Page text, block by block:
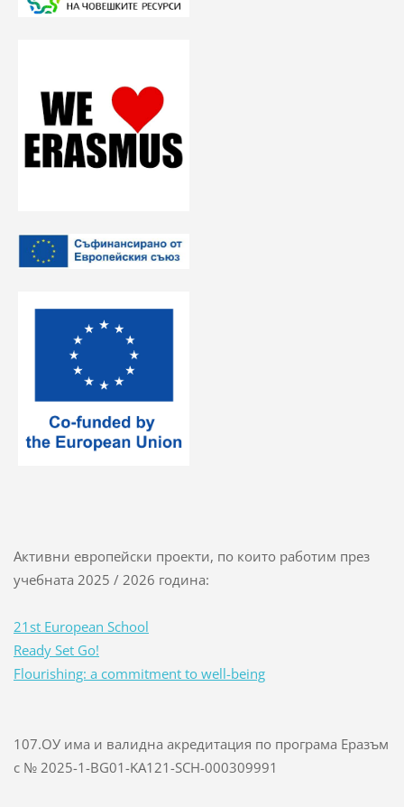
Активни европейски проекти, по които работим през
учебната 2025 / 2026 година:
21st European School
Ready Set Go!
Flourishing: a commitment to well-being
107.ОУ има и валидна акредитация по програма Еразъм
с № 2025-1-BG01-KA121-SCH-000309991